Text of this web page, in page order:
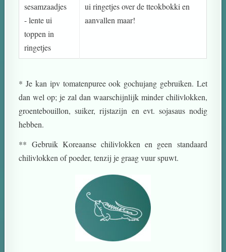
sesamzaadjes
- lente ui
toppen in
ringetjes
ui ringetjes over de tteokbokki en
aanvallen maar!
* Je kan ipv tomatenpuree ook gochujang gebruiken. Let
dan wel op; je zal dan waarschijnlijk minder chilivlokken,
groentebouillon, suiker, rijstazijn en evt. sojasaus nodig
hebben.
** Gebruik Koreaanse chilivlokken en geen standaard
chilivlokken of poeder, tenzij je graag vuur spuwt.